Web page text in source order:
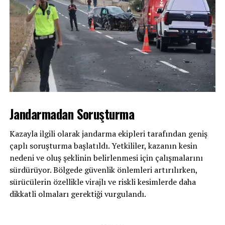
Jandarmadan Soruşturma
Kazayla ilgili olarak jandarma ekipleri tarafından geniş
çaplı soruşturma başlatıldı. Yetkililer, kazanın kesin
nedeni ve oluş şeklinin belirlenmesi için çalışmalarını
sürdürüyor. Bölgede güvenlik önlemleri artırılırken,
sürücülerin özellikle virajlı ve riskli kesimlerde daha
dikkatli olmaları gerektiği vurgulandı.